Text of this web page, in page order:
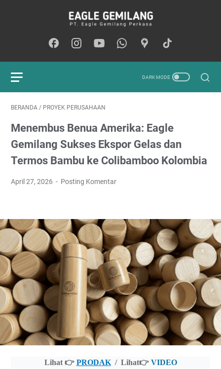
BERANDA / PROYEK PERUSAHAAN
Menembus Benua Amerika: Eagle
Gemilang Sukses Ekspor Gelas dan
Termos Bambu ke Colibamboo Kolombia
April 27, 2026 Posting Komentar
Lihat 👉 PRODAK/ Lihat👉 VIDEO